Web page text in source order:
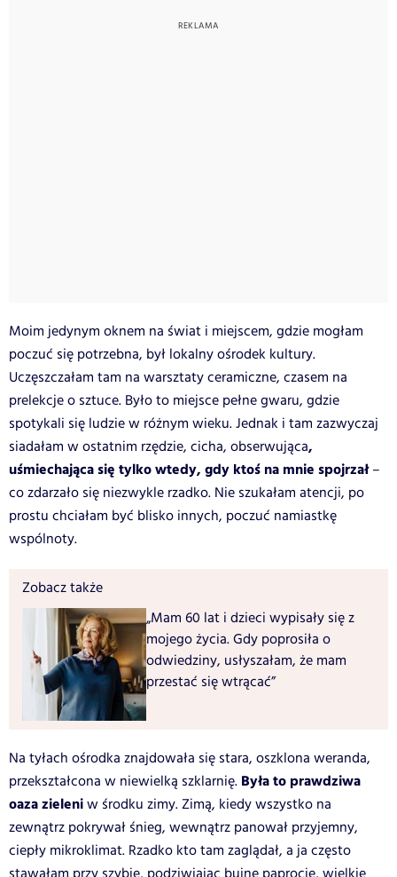
Moim jedynym oknem na świat i miejscem, gdzie mogłam
poczuć się potrzebna, był lokalny ośrodek kultury.
Uczęszczałam tam na warsztaty ceramiczne, czasem na
prelekcje o sztuce. Było to miejsce pełne gwaru, gdzie
spotykali się ludzie w różnym wieku. Jednak i tam zazwyczaj
siadałam w ostatnim rzędzie, cicha, obserwująca,
uśmiechająca się tylko wtedy, gdy ktoś na mnie spojrzał–
co zdarzało się niezwykle rzadko. Nie szukałam atencji, po
prostu chciałam być blisko innych, poczuć namiastkę
wspólnoty.
Zobacz także
„Mam 60 lat i dzieci wypisały się z
mojego życia. Gdy poprosiła o
odwiedziny, usłyszałam, że mam
przestać się wtrącać”
Na tyłach ośrodka znajdowała się stara, oszklona weranda,
przekształcona w niewielką szklarnię. Była to prawdziwa
oaza zieleniw środku zimy. Zimą, kiedy wszystko na
zewnątrz pokrywał śnieg, wewnątrz panował przyjemny,
ciepły mikroklimat. Rzadko kto tam zaglądał, a ja często